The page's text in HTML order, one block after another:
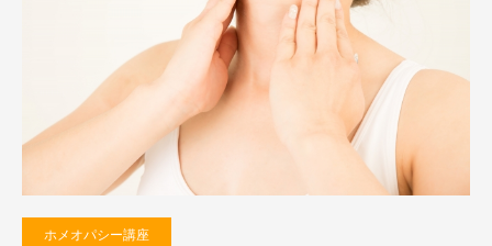
ホメオパシー講座